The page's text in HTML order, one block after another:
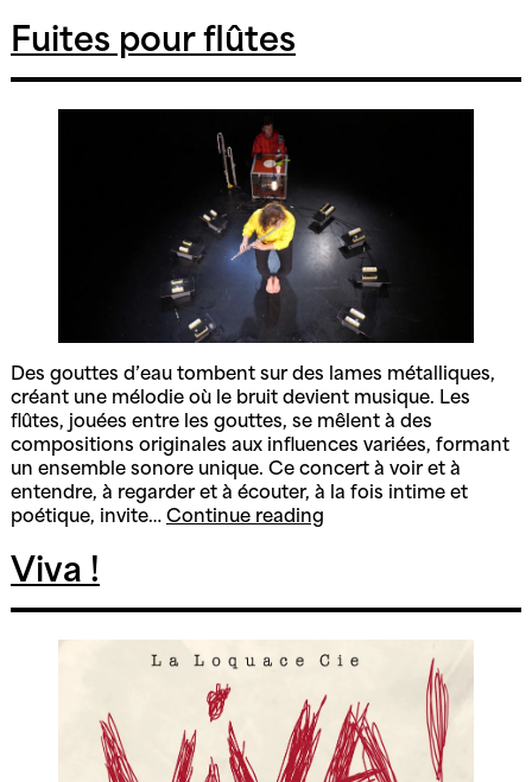
Fuites pour flûtes
Des gouttes d’eau tombent sur des lames métalliques,
créant une mélodie où le bruit devient musique. Les
flûtes, jouées entre les gouttes, se mêlent à des
compositions originales aux influences variées, formant
un ensemble sonore unique. Ce concert à voir et à
entendre, à regarder et à écouter, à la fois intime et
poétique, invite… Continue readingFuites
Viva !